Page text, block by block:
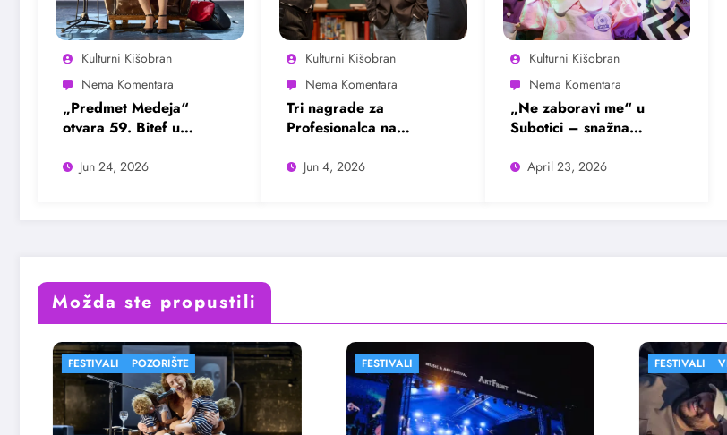
Kulturni Kišobran
„Predmet Medeja“
otvara 59. Bitef u
septembru
Jun 24, 2026
Kulturni Kišobran
Tri nagrade za
Profesionalca na
Sterijinom pozorju
Jun 4, 2026
Kulturni Kišobran
„Ne zaboravi me“ u
Subotici – snažna
predstava o bolesti
koja menja živote
April 23, 2026
Možda ste propustili
FESTIVALI